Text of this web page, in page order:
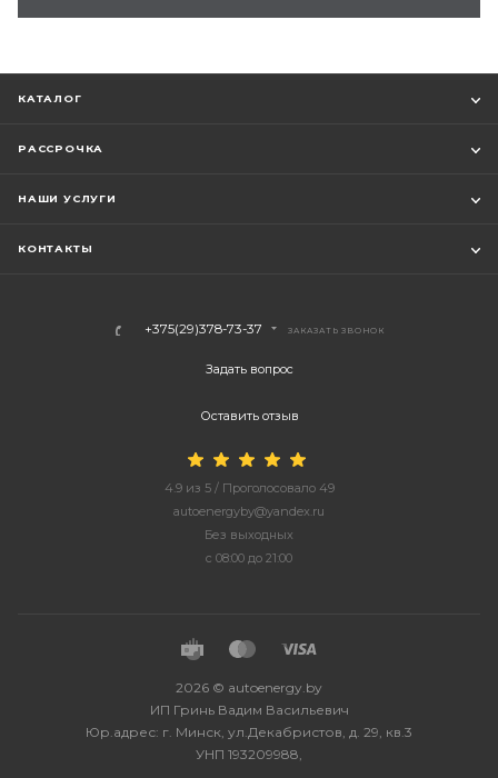
КАТАЛОГ
РАССРОЧКА
НАШИ УСЛУГИ
КОНТАКТЫ
+375(29)378-73-37 ЗАКАЗАТЬ ЗВОНОК
Задать вопрос
Оставить отзыв
4.9из 5/ Проголосовало 49
autoenergyby@yandex.ru
Без выходных
с 08:00 до 21:00
2026 © autoenergy.by
ИП Гринь Вадим Васильевич
Юр.адрес: г. Минск, ул.Декабристов, д. 29, кв.3
УНП 193209988,